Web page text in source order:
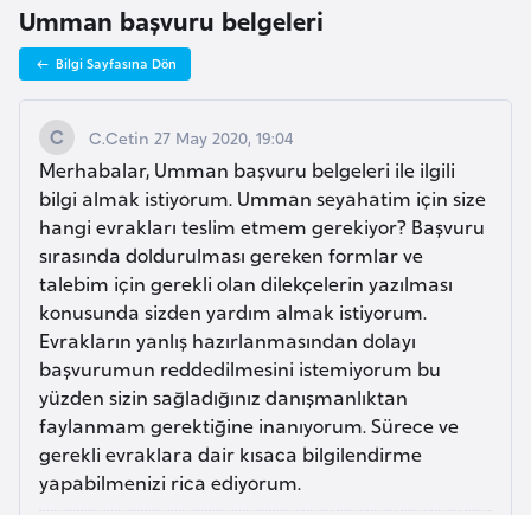
z
e
İ
ş
l
e
m
l
e
r
i
Umman başvuru belgeleri
Bilgi Sayfasına Dön
C.Cetin 27 May 2020, 19:04
Merhabalar, Umman başvuru belgeleri ile ilgili
bilgi almak istiyorum. Umman seyahatim için size
hangi evrakları teslim etmem gerekiyor? Başvuru
sırasında doldurulması gereken formlar ve
talebim için gerekli olan dilekçelerin yazılması
konusunda sizden yardım almak istiyorum.
Evrakların yanlış hazırlanmasından dolayı
başvurumun reddedilmesini istemiyorum bu
yüzden sizin sağladığınız danışmanlıktan
faylanmam gerektiğine inanıyorum. Sürece ve
gerekli evraklara dair kısaca bilgilendirme
yapabilmenizi rica ediyorum.
A
u
s
t
u
r
y
a
A
z
e
r
b